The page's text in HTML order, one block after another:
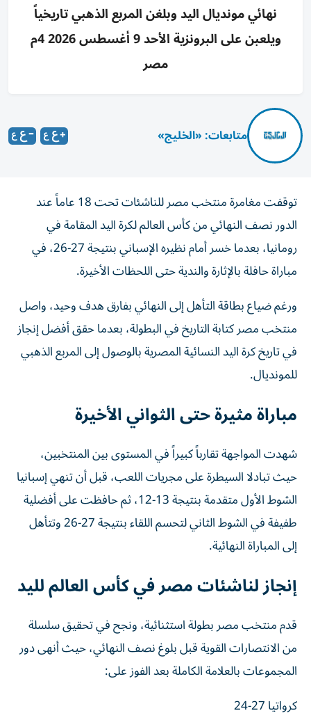
نهائي مونديال اليد وبلغن المربع الذهبي تاريخياً
ويلعبن على البرونزية الأحد 9 أغسطس 2026 4م
مصر
متابعات: «الخليج»
توقفت مغامرة منتخب مصر للناشئات تحت 18 عاماً عند
الدور نصف النهائي من كأس العالم لكرة اليد المقامة في
رومانيا، بعدما خسر أمام نظيره الإسباني بنتيجة 27-26، في
مباراة حافلة بالإثارة والندية حتى اللحظات الأخيرة.
ورغم ضياع بطاقة التأهل إلى النهائي بفارق هدف وحيد، واصل
منتخب مصر كتابة التاريخ في البطولة، بعدما حقق أفضل إنجاز
في تاريخ كرة اليد النسائية المصرية بالوصول إلى المربع الذهبي
للمونديال.
مباراة مثيرة حتى الثواني الأخيرة
شهدت المواجهة تقارباً كبيراً في المستوى بين المنتخبين،
حيث تبادلا السيطرة على مجريات اللعب، قبل أن تنهي إسبانيا
الشوط الأول متقدمة بنتيجة 13-12، ثم حافظت على أفضلية
طفيفة في الشوط الثاني لتحسم اللقاء بنتيجة 27-26 وتتأهل
إلى المباراة النهائية.
إنجاز لناشئات مصر في كأس العالم لليد
قدم منتخب مصر بطولة استثنائية، ونجح في تحقيق سلسلة
من الانتصارات القوية قبل بلوغ نصف النهائي، حيث أنهى دور
المجموعات بالعلامة الكاملة بعد الفوز على:
كرواتيا 27-24